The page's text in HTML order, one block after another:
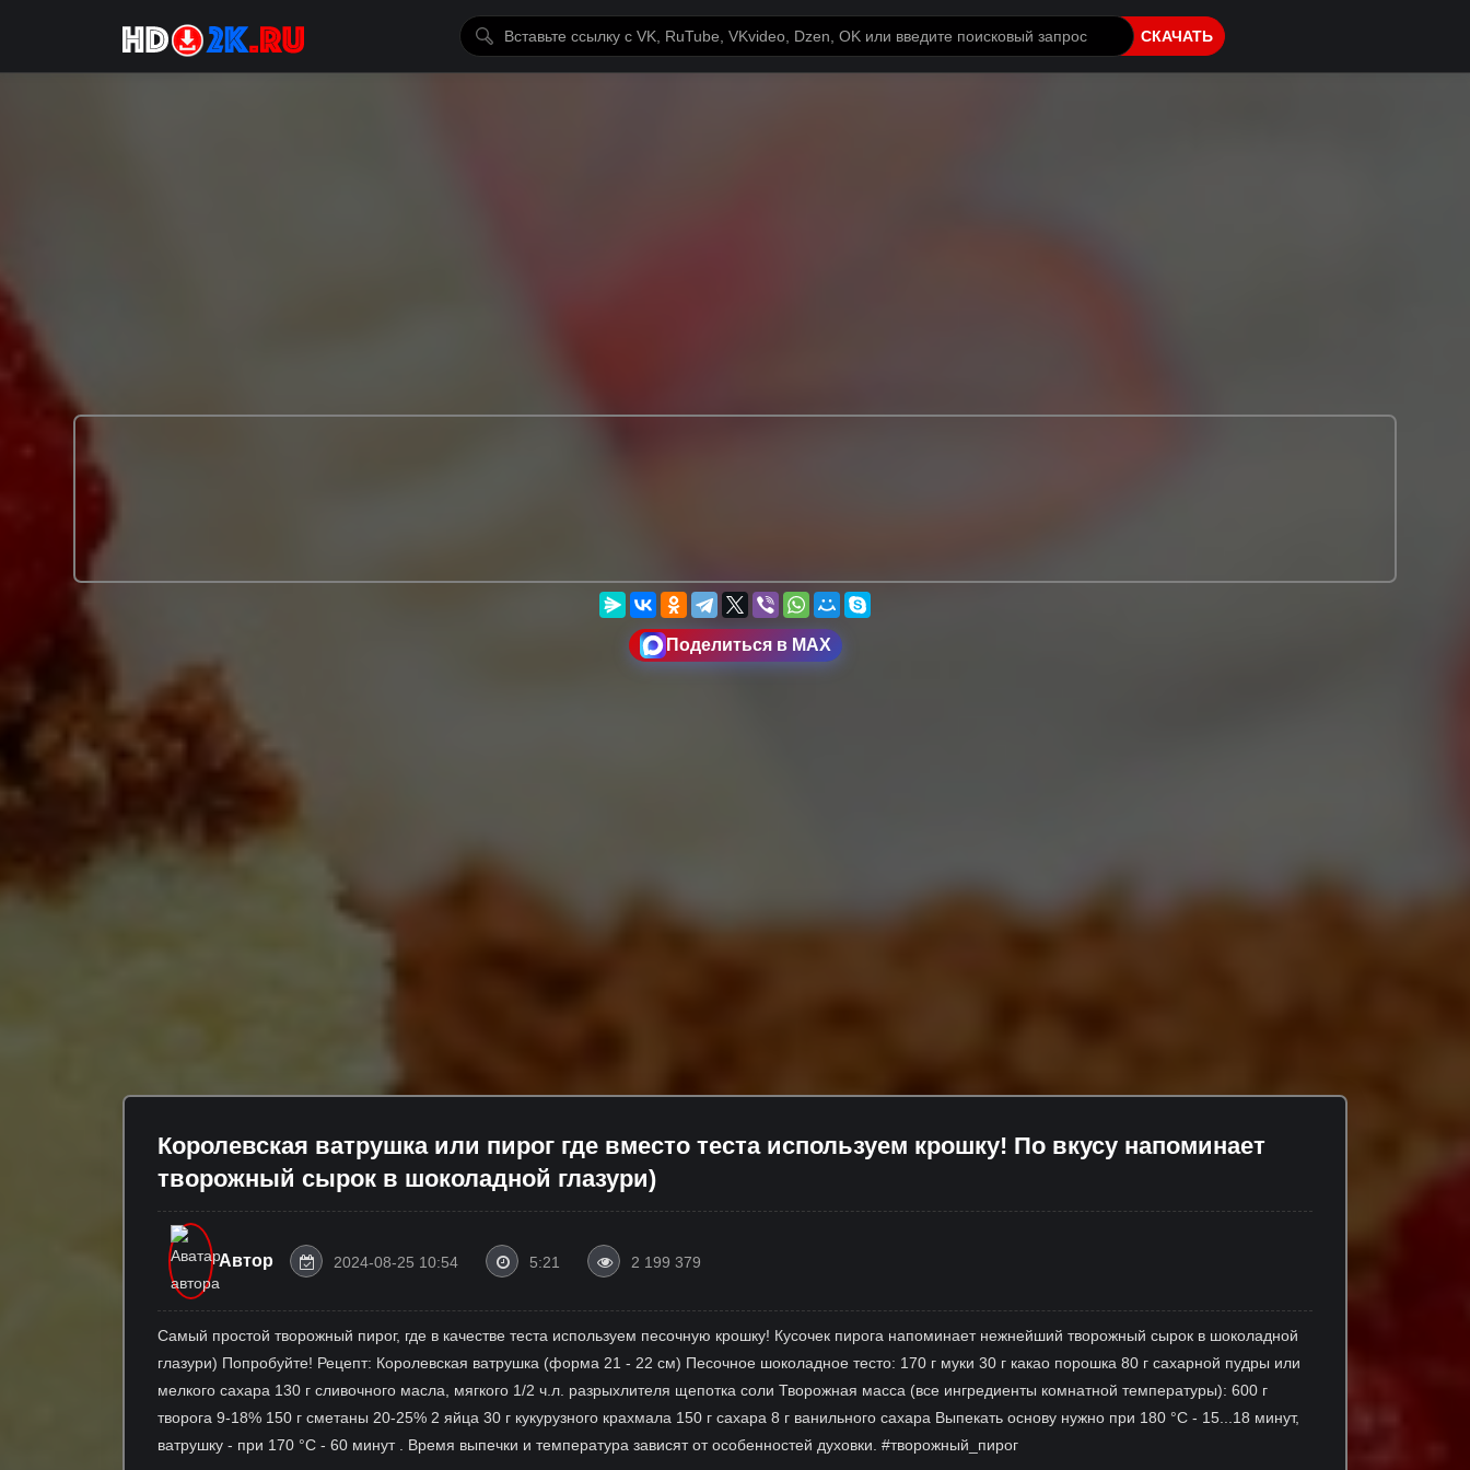
СКАЧАТЬ
Поделиться в MAX
Королевская ватрушка или пирог где вместо теста используем крошку! По вкусу напоминает
творожный сырок в шоколадной глазури)
Автор 2024-08-25 10:54 5:21 2 199 379
Самый простой творожный пирог, где в качестве теста используем песочную крошку! Кусочек пирога напоминает нежнейший творожный сырок в шоколадной
глазури) Попробуйте! Рецепт: Королевская ватрушка (форма 21 - 22 см) Песочное шоколадное тесто: 170 г муки 30 г какао порошка 80 г сахарной пудры или
мелкого сахара 130 г сливочного масла, мягкого 1/2 ч.л. разрыхлителя щепотка соли Творожная масса (все ингредиенты комнатной температуры): 600 г
творога 9-18% 150 г сметаны 20-25% 2 яйца 30 г кукурузного крахмала 150 г сахара 8 г ванильного сахара Выпекать основу нужно при 180 °С - 15...18 минут,
ватрушку - при 170 °С - 60 минут . Время выпечки и температура зависят от особенностей духовки. #творожный_пирог